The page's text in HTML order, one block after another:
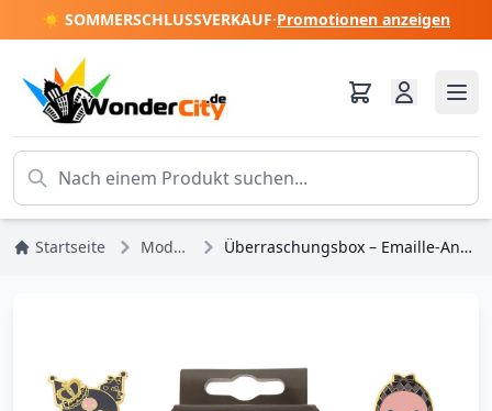
☀️ SOMMERSCHLUSSVERKAUF·Promotionen anzeigen
Startseite Mode-Accessoires Überraschungsbox – Emaille-Anstecknadel – Hello Kitty Kuromi 20. Jubiläum